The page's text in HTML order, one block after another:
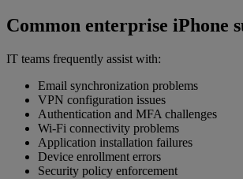
Common enterprise iPhone
IT teams frequently assist with:
Email synchronization problems
VPN configuration issues
Authentication and MFA challenges
Wi-Fi connectivity problems
Application installation failures
Device enrollment errors
Security policy enforcement